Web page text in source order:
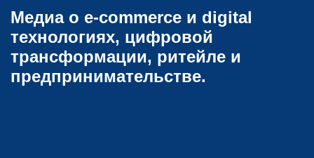
Медиа о e-commerce и digital
технологиях, цифровой
трансформации, ритейле и
предпринимательстве.